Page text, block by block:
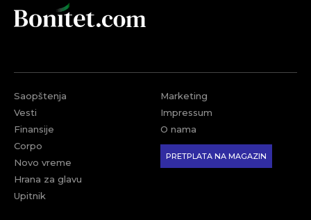
Saopštenja
Vesti
Finansije
Corpo
Novo vreme
Hrana za glavu
Upitnik
Marketing
Impressum
O nama
PRETPLATA NA MAGAZIN